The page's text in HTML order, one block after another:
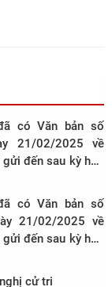
có Văn bản số
21/02/2025 về
đến sau kỳ họp
có Văn bản số
21/02/2025 về
đến sau kỳ họp
cử tri